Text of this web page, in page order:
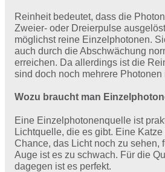
Reinheit bedeutet, dass die
Zweier- oder Dreierpulse
möglichst reine Einzelphotonen.
auch durch die Abschwächung
erreichen. Da allerdings ist die
sind doch noch mehrere Photonen
Wozu braucht man
Eine Einzelphotonenquelle ist
Lichtquelle, die es gibt. Eine
Chance, das Licht noch zu sehen,
Auge ist es zu schwach. Für die
dagegen ist es perfekt.